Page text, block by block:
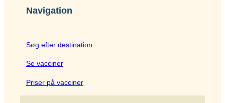
Navigation
Søg efter destination
Se vacciner
Priser på vacciner